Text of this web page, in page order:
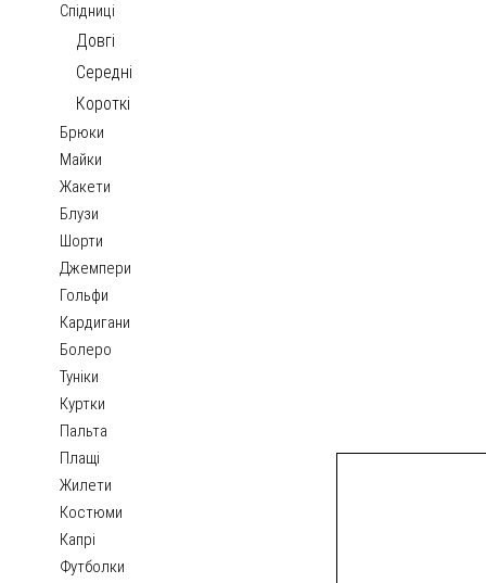
Спідниці
Довгі
Середні
Короткі
Брюки
Майки
Жакети
Блузи
Шорти
Джемпери
Гольфи
Кардигани
Болеро
Туніки
Куртки
Пальта
Плащі
Жилети
Костюми
Капрі
Футболки